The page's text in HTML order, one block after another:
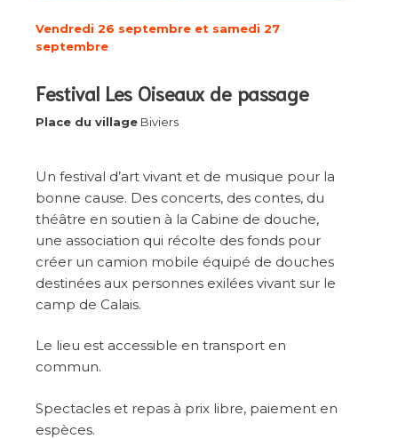
Vendredi 26 septembre et samedi 27
septembre
Festival Les Oiseaux de passage
Place du village Biviers
Un festival d’art vivant et de musique pour la
bonne cause. Des concerts, des contes, du
théâtre en soutien à la Cabine de douche,
une association qui récolte des fonds pour
créer un camion mobile équipé de douches
destinées aux personnes exilées vivant sur le
camp de Calais.
Le lieu est accessible en transport en
commun.
Spectacles et repas à prix libre, paiement en
espèces.